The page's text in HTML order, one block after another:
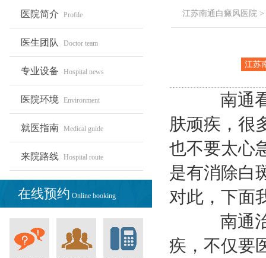
医院简介 Profile
医生团队 Doctor team
专业设备 Hospital news
医院环境 Environment
就医指南 Medical guide
来院路线 Hospital route
在线预约 Online booking
江苏南通白癜风医院
江苏
院
南通看
肤顽疾，很
也不要太心
是有消除白
对此，下面
南通治
疾，不仅要